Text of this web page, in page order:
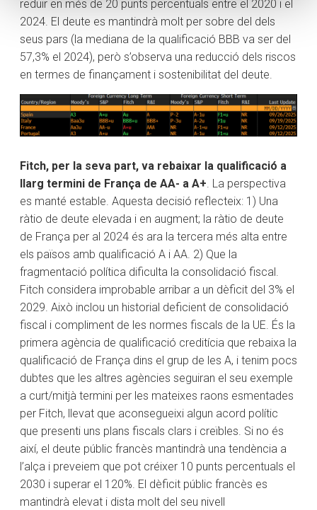
reduir en més de 20 punts percentuals entre el 2020 i el
2024. El deute es mantindrà molt per sobre del dels
seus pars (la mediana de la qualificació BBB va ser del
57,3% el 2024), però s’observa una reducció dels riscos
en termes de finançament i sostenibilitat del deute.
Fitch, per la seva part, va rebaixar la qualificació a
llarg termini de França de AA- a A+. La perspectiva
es manté estable. Aquesta decisió reflecteix: 1) Una
ràtio de deute elevada i en augment; la ràtio de deute
de França per al 2024 és ara la tercera més alta entre
els països amb qualificació A i AA. 2) Que la
fragmentació política dificulta la consolidació fiscal.
Fitch considera improbable arribar a un dèficit del 3% el
2029. Això inclou un historial deficient de consolidació
fiscal i compliment de les normes fiscals de la UE. És la
primera agència de qualificació creditícia que rebaixa la
qualificació de França dins el grup de les A, i tenim pocs
dubtes que les altres agències seguiran el seu exemple
a curt/mitjà termini per les mateixes raons esmentades
per Fitch, llevat que aconsegueixi algun acord polític
que presenti uns plans fiscals clars i creïbles. Si no és
així, el deute públic francès mantindrà una tendència a
l’alça i preveiem que pot créixer 10 punts percentuals el
2030 i superar el 120%. El dèficit públic francès es
mantindrà elevat i dista molt del seu nivell